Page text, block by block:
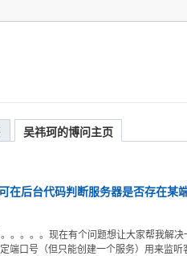
吴祎珂的博问主页
后台代码判断服务器是否存在某端
。。。。现在有个问题想让大家帮我解
端口号（但只能创建一个服务）用来监听